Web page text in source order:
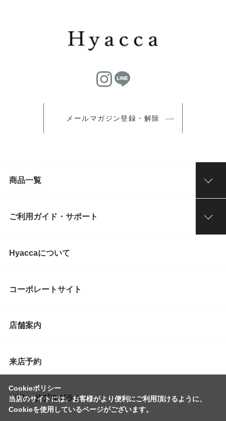
メールマガジン登録・解除
商品一覧
ご利用ガイド・サポート
Hyaccaについて
コーポレートサイト
店舗案内
来店予約
リワードプログラム
Cookieポリシー
当店のサイトには、お客様がより便利にご利用頂けるように、
Cookieを使用しているページがございます。